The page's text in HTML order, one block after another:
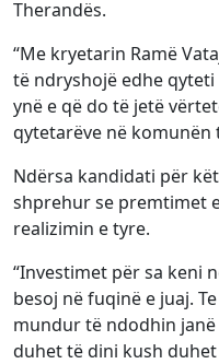
Therandës.
“Me kryetarin Ramë
të ndryshojë edhe qyteti
ynë e që do të jetë
qytetarëve në komunën
Ndërsa kandidati për
shprehur se premtimet
realizimin e tyre.
“Investimet për sa keni
besoj në fuqinë e juaj.
mundur të ndodhin
duhet të dini kush